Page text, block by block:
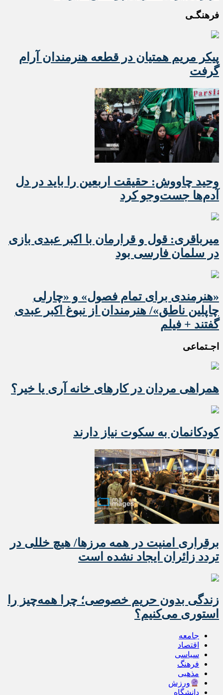
فرهنگـی
پیکر مریم همتیان در قطعه هنرمندان آرام
گرفت
وحید چاووش: حقیقت اربعین را باید در دل
آدم‌ها جست‌وجو کرد
میرباقری: قول و قرارمان با اکبر عبدی بازی
در سلمان فارسی بود
«هنرمندی برای تمام فصول» و «چارلی
چاپلین ناطق»/ هنرمندان از نبوغ اکبر عبدی
گفتند + فیلم
اجـتماعی
همراهی مردان در کارهای خانه آری یا خیر؟
کودکانمان به سکوت نیاز دارند
برقراری امنیت در همه مرزها/ هیچ‌ خللی در
تردد زائران ایجاد نشده است
زندگی بدون حریم خصوصی؛ چرا همه‌چیز را
استوری می‌کنیم؟
جامعه
اقتصاد
سیاسی
فرهنگ
مذهبی
ورزش
دانشگاه